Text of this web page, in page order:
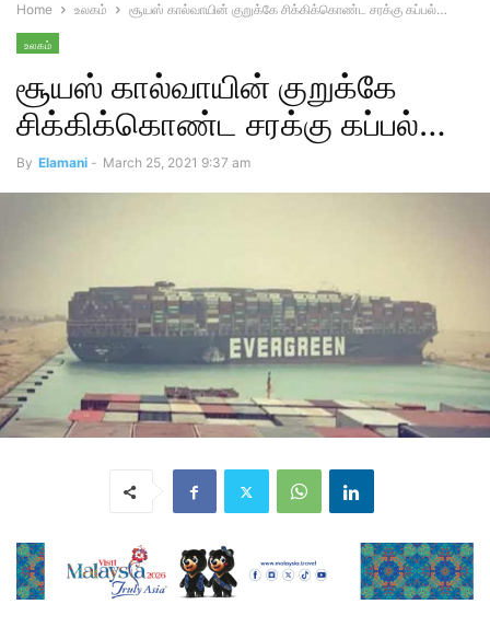
Home உலகம் சூயஸ் கால்வாயின் குறுக்கே சிக்கிக்கொண்ட சரக்கு கப்பல்…
உலகம்
சூயஸ் கால்வாயின் குறுக்கே
சிக்கிக்கொண்ட சரக்கு கப்பல்…
By Elamani - March 25, 2021 9:37 am